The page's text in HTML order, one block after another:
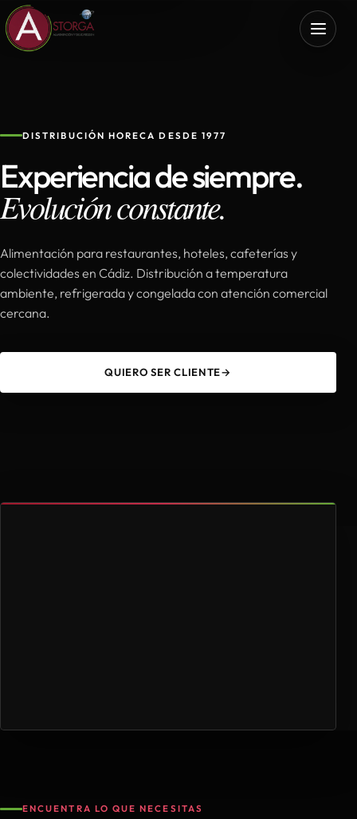
DISTRIBUCIÓN HORECA DESDE 1977
Experiencia de siempre.
Evolución constante.
Alimentación para restaurantes, hoteles, cafeterías y
colectividades en Cádiz. Distribución a temperatura
ambiente, refrigerada y congelada con atención comercial
cercana.
QUIERO SER CLIENTE→
ENCUENTRA LO QUE NECESITAS